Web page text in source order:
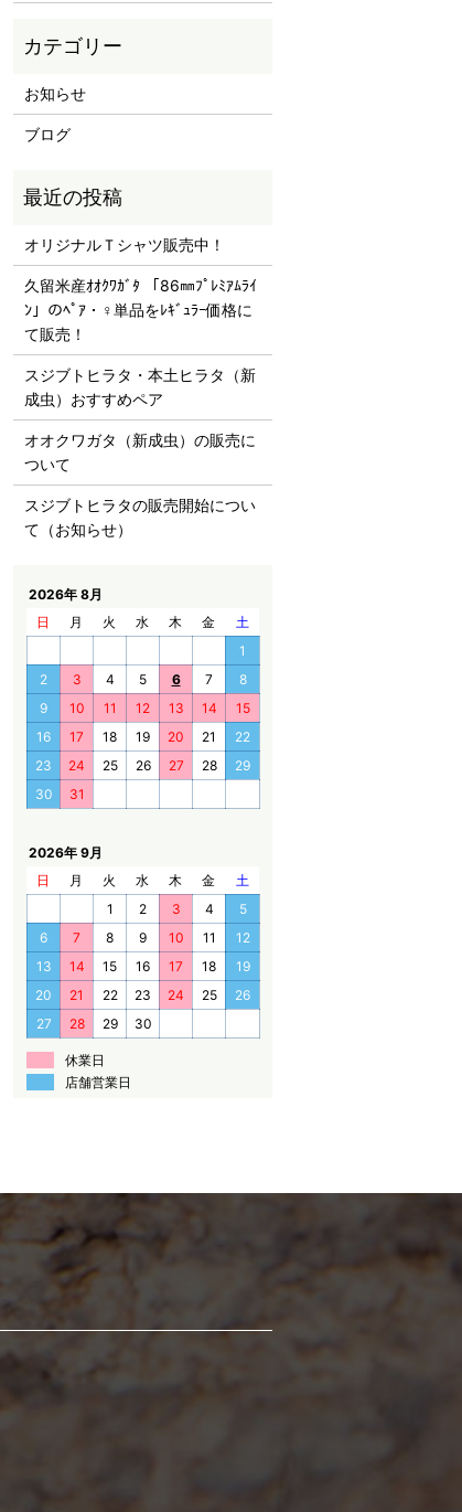
お知らせ
ブログ
オリジナルＴシャツ販売中！
久留米産ｵｵｸﾜｶﾞﾀ 「86㎜ﾌﾟﾚﾐｱﾑﾗｲ
ﾝ」のﾍﾟｱ・♀単品をﾚｷﾞｭﾗｰ価格に
て販売！
スジブトヒラタ・本土ヒラタ（新
成虫）おすすめペア
オオクワガタ（新成虫）の販売に
ついて
スジブトヒラタの販売開始につい
て（お知らせ）
2026年 8月
日
月 火 水 木 金
土
1
2
3 4 5 6 7
8
9
10 11 12 13 14
15
16
17 18 19 20 21
22
23
24 25 26 27 28
29
30
31
2026年 9月
日
月 火 水 木 金
土
1
2 3 4
5
6
7 8 9 10 11
12
13
14 15 16 17 18
19
20
21 22 23 24 25
26
27
28 29 30
休業日
店舗営業日